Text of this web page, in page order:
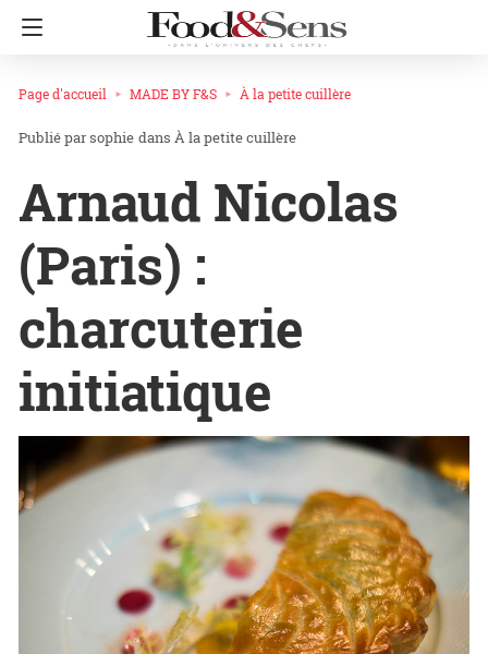
Page d'accueil MADE BY F&S À la petite cuillère
sophie dans À la petite cuillère
Arnaud Nicolas
(Paris) :
charcuterie
initiatique